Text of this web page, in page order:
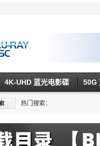
4K-UHD 蓝光电影碟 50G
热门搜索：